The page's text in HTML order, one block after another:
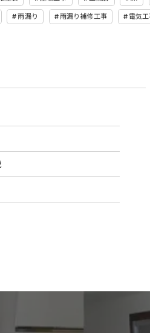
雨漏り 雨漏り補修工事 電気